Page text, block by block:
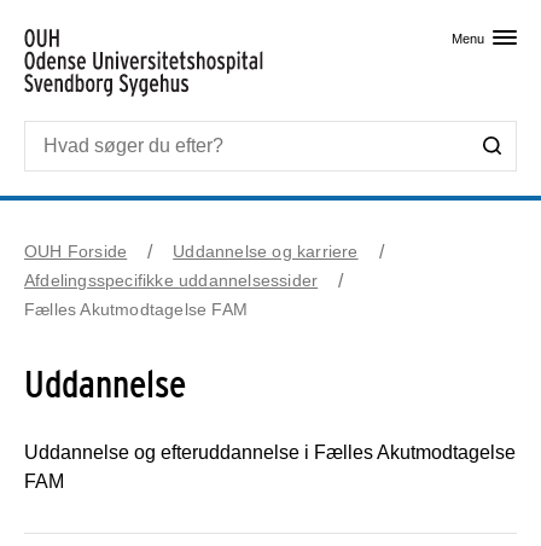
Menu
OUH Forside
Uddannelse og karriere
Afdelingsspecifikke uddannelsessider
Fælles Akutmodtagelse FAM
Uddannelse
Uddannelse og efteruddannelse i Fælles Akutmodtagelse
FAM